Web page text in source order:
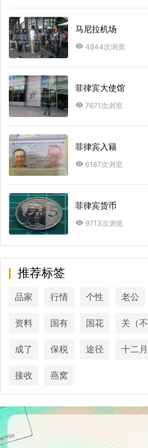
马尼拉机场
4844次浏览
菲律宾大使馆
7671次浏览
菲律宾入籍
6187次浏览
菲律宾货币
9713次浏览
推荐标签
品家 行情 个性 老公
资料 国有 国花 关（不
成了 保税 途径 十二月
接收 燕窝